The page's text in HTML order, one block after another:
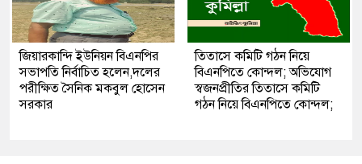
জিয়ারকান্দি ইউনিয়ন বিএনপির
সভাপতি নির্বাচিত হলেন,দলের
পরীক্ষিত সৈনিক মকবুল হোসেন
সরকার
তিতাসে কমিটি গঠন নিয়ে
বিএনপিতে কোন্দল; অভিযোগ
স্বজনপ্রীতির তিতাসে কমিটি
গঠন নিয়ে বিএনপিতে কোন্দল;